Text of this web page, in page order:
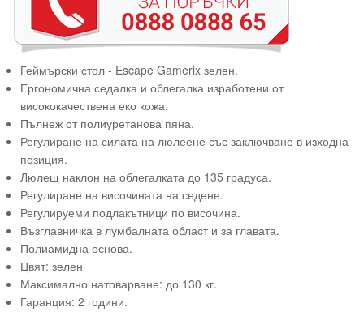
Геймърски стол - Escape Gamerix зелен.
Ергономична седалка и облегалка изработени от
висококачествена еко кожа.
Пълнеж от полиуретанова пяна.
Регулиране на силата на люлеене със заключване в изходна
позиция.
Люлещ наклон на облегалката до 135 градуса.
Регулиране на височината на седене.
Регулируеми подлакътници по височина.
Възглавничка в лумбалната област и за главата.
Полиамидна основа.
Цвят: зелен
Максимално натоварване: до 130 кг.
Гаранция: 2 години.